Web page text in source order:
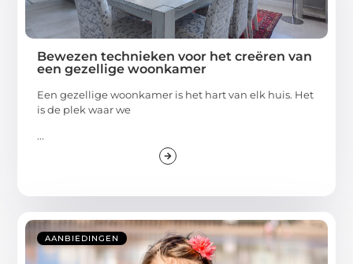
Bewezen technieken voor het creëren van
een gezellige woonkamer
Een gezellige woonkamer is het hart van elk huis. Het
is de plek waar we
...
AANBIEDINGEN